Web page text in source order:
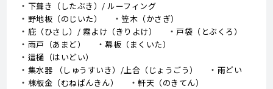
下葺き（したぶき）/ ルーフィング
野地板（のじいた）
笠木（かさぎ）
庇（ひさし）/ 霧よけ（きりよけ）
戸袋（とぶくろ）
雨戸（あまど）
幕板（まくいた）
這樋（はいどい）
集水器 （しゅうすいき）/上合（じょうごう）
雨どい
棟板金（むねばんきん）
軒天（のきてん）